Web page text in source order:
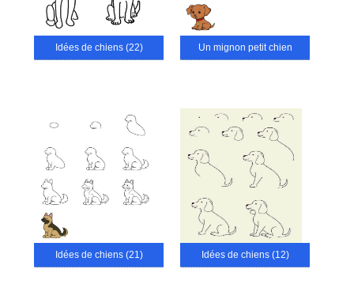
Idées de chiens (22) Un mignon petit chien
Idées de chiens (21) Idées de chiens (12)